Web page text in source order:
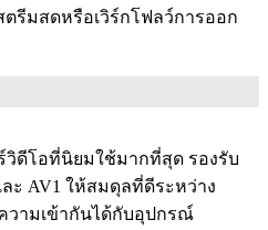
ตรีมสดหรือเวิร์กโฟลว์การออก
วิดีโอที่นิยมใช้มากที่สุด รองรับ
ละ AV1 ให้สมดุลที่ดีระหว่าง
ามเข้ากันได้กับอุปกรณ์